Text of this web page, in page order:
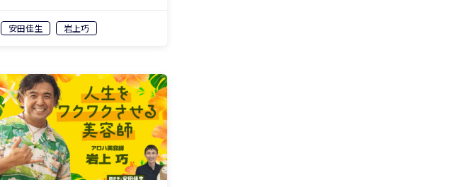
ロハ美容師”こと岩上巧さん。自身
が経営するヘアサロン
ココロオドル…
安田佳生 岩上巧